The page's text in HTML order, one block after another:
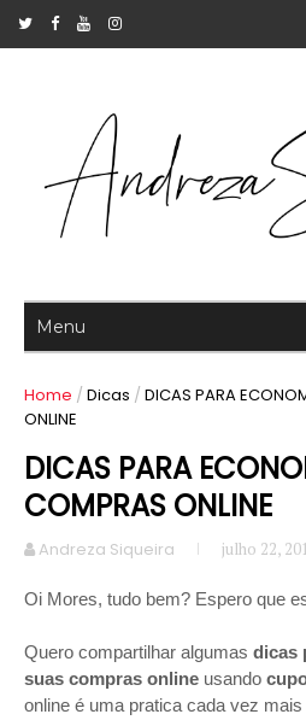
Home / Dicas / DICAS PARA
ONLINE
DICAS PARA
COMPRAS ONLINE
Andreza Siqueira julho 22,
Oi Mores, tudo bem? Espero que
Quero compartilhar algumas dicas
suas compras online usando
online é uma pratica cada vez